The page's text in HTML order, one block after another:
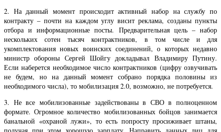
2. На данный момент происходит активный набор на службу по
контракту – почти на каждом углу висит реклама, созданы пункты
отбора и информационные посты. Предварительная цель – набор
нескольких сотен тысяч контрактников, в том числе и для
укомплектования новых воинских соединений, о которых недавно
министр обороны Сергей Шойгу докладывал Владимиру Путину.
Если наберется необходимое число контрактников (цифру озвучивать
не будем, но на данный момент собрано порядка половины из
необходимого числа), то мобилизация 2.0, возможно, не потребуется.
3. Не все мобилизованные задействованы в СВО в полноценном
формате. Огромное количество мобилизованных бойцов занимается
банальной «охраной лужи», то есть попросту просиживает штаны,